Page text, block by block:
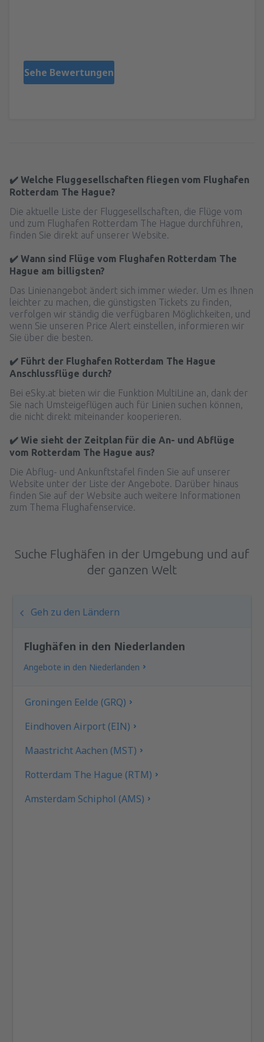
Sehe Bewertungen
✔️ Welche Fluggesellschaften fliegen vom Flughafen
Rotterdam The Hague?
Die aktuelle Liste der Fluggesellschaften, die Flüge vom
und zum Flughafen Rotterdam The Hague durchführen,
finden Sie direkt auf unserer Website.
✔️ Wann sind Flüge vom Flughafen Rotterdam The
Hague am billigsten?
Das Linienangebot ändert sich immer wieder. Um es Ihnen
leichter zu machen, die günstigsten Tickets zu finden,
verfolgen wir ständig die verfügbaren Möglichkeiten, und
wenn Sie unseren Price Alert einstellen, informieren wir
Sie über die besten.
✔️ Führt der Flughafen Rotterdam The Hague
Anschlussflüge durch?
Bei eSky.at bieten wir die Funktion MultiLine an, dank der
Sie nach Umsteigeflügen auch für Linien suchen können,
die nicht direkt miteinander kooperieren.
✔️ Wie sieht der Zeitplan für die An- und Abflüge
vom Rotterdam The Hague aus?
Die Abflug- und Ankunftstafel finden Sie auf unserer
Website unter der Liste der Angebote. Darüber hinaus
finden Sie auf der Website auch weitere Informationen
zum Thema Flughafenservice.
Suche Flughäfen in der Umgebung und auf
der ganzen Welt
Geh zu den Ländern
Flughäfen in den Niederlanden
Angebote in den Niederlanden
Groningen Eelde (GRQ)
Eindhoven Airport (EIN)
Maastricht Aachen (MST)
Rotterdam The Hague (RTM)
Amsterdam Schiphol (AMS)